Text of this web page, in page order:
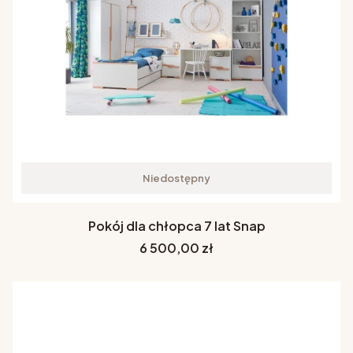
Niedostępny
Pokój dla chłopca 7 lat Snap
Cena
6 500,00 zł